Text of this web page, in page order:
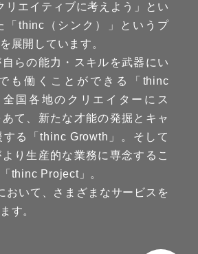
リエイティブに考えよう」とい
「thinc（シンク）」というプ
展開しています。
らの能力・スキルを武器にい
も働くことができる「thinc
国各地のクリエイターにス
て、新たな才能の発掘とキャ
する「thinc Growth」。そして
り生産的な業務に専念するこ
thinc Project」。
おいて、さまざまなサービスを
す。